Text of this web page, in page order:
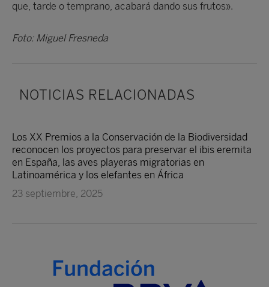
que, tarde o temprano, acabará dando sus frutos».
Foto: Miguel Fresneda
NOTICIAS RELACIONADAS
Los XX Premios a la Conservación de la Biodiversidad
reconocen los proyectos para preservar el ibis eremita
en España, las aves playeras migratorias en
Latinoamérica y los elefantes en África
23 septiembre, 2025